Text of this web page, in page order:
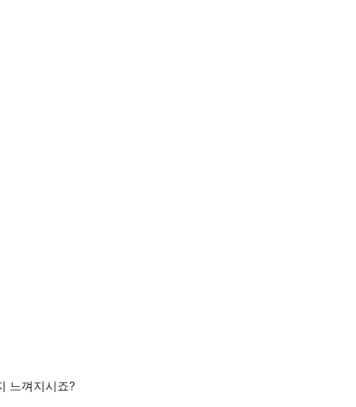
느껴지시죠?